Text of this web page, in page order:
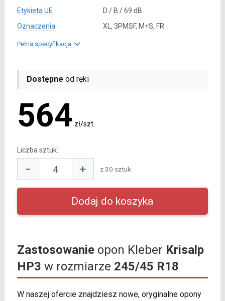
Etykieta UE
D / B / 69 dB
Oznaczenia
XL, 3PMSF, M+S, FR
Pełna specyfikacja
Dostępne od ręki
564 zł/szt.
Liczba sztuk:
− + z 30 sztuk
Zastosowanieopon Kleber Krisalp
HP3 w rozmiarze 245/45 R18
W naszej ofercie znajdziesz nowe, oryginalne opony